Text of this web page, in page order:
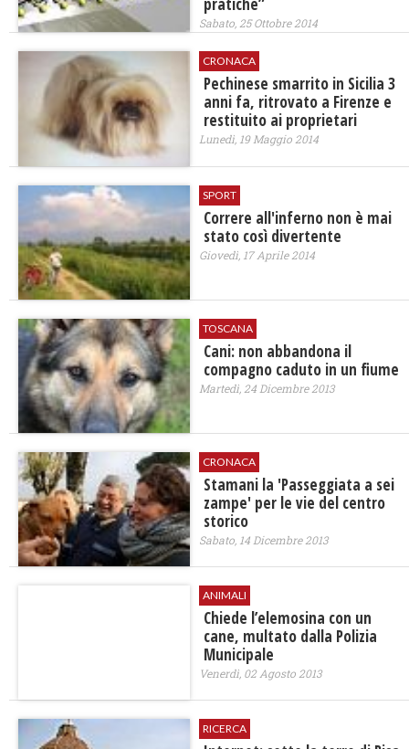
pratiche”
Sabato, 25 Ottobre 2014
CRONACA
Pechinese smarrito in Sicilia 3
anni fa, ritrovato a Firenze e
restituito ai proprietari
Lunedì, 19 Maggio 2014
SPORT
​Correre all'inferno non è mai
stato così divertente
Giovedì, 17 Aprile 2014
TOSCANA
Cani: non abbandona il
compagno caduto in un fiume
Martedì, 24 Dicembre 2013
CRONACA
Stamani la 'Passeggiata a sei
zampe' per le vie del centro
storico
Sabato, 14 Dicembre 2013
ANIMALI
Chiede l’elemosina con un
cane, multato dalla Polizia
Municipale
Venerdì, 02 Agosto 2013
RICERCA